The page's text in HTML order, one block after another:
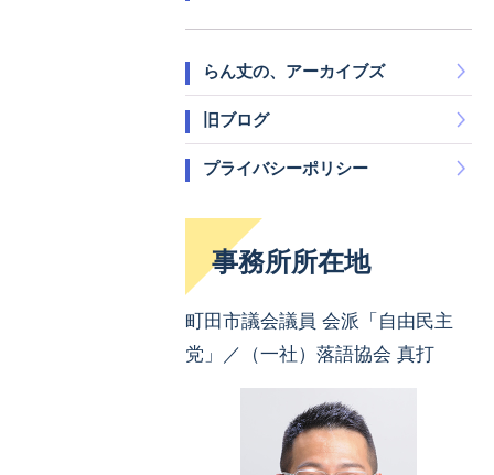
らん丈の、アーカイブズ
旧ブログ
プライバシーポリシー
事務所所在地
町田市議会議員 会派「自由民主
党」／（一社）落語協会 真打